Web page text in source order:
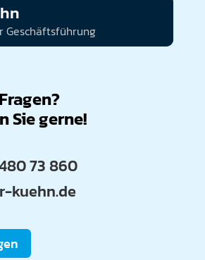
Geschäftsführung
Sie gerne!
73 860
kuehn.de